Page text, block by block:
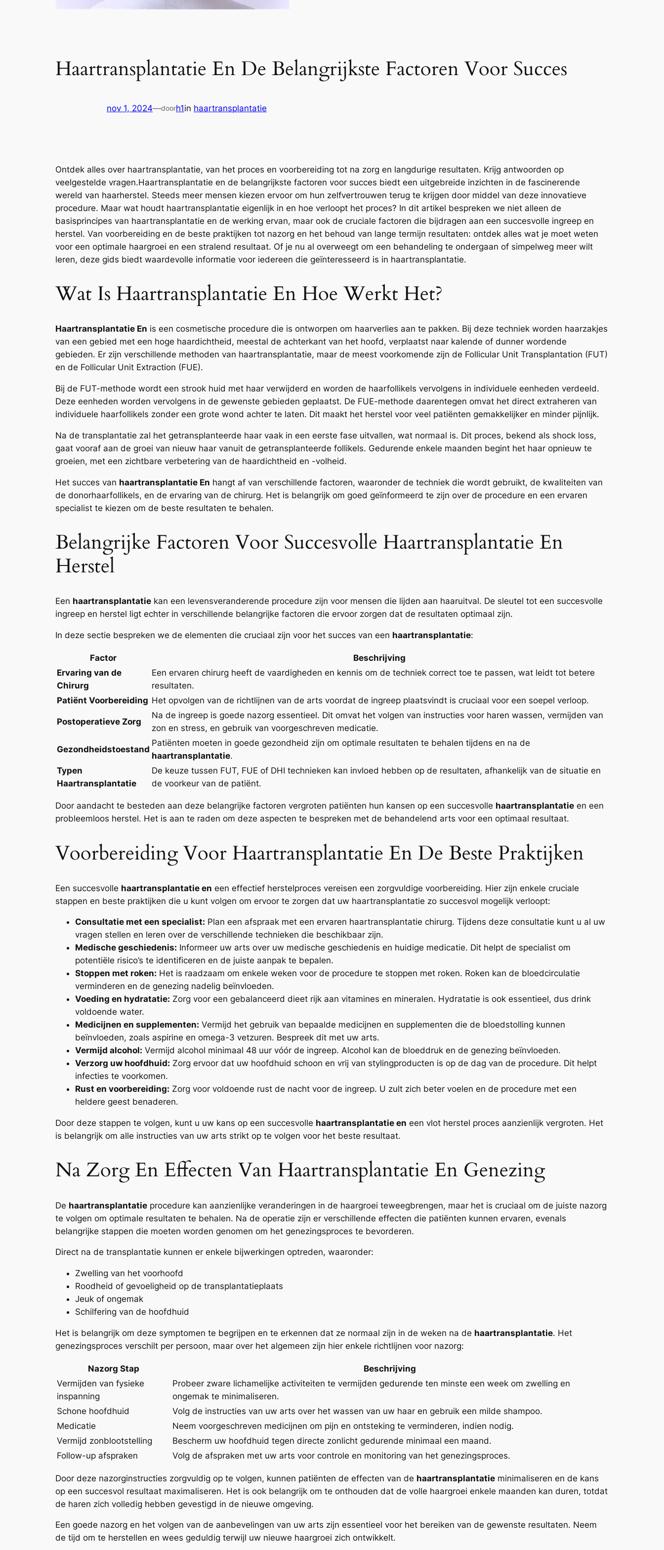
Haartransplantatie En De Belangrijkste Factoren Voor Succes
nov 1, 2024—doorh1in haartransplantatie
Ontdek alles over haartransplantatie, van het proces en voorbereiding tot na zorg en langdurige resultaten. Krijg antwoorden op
veelgestelde vragen.Haartransplantatie en de belangrijkste factoren voor succes biedt een uitgebreide inzichten in de fascinerende
wereld van haarherstel. Steeds meer mensen kiezen ervoor om hun zelfvertrouwen terug te krijgen door middel van deze innovatieve
procedure. Maar wat houdt haartransplantatie eigenlijk in en hoe verloopt het proces? In dit artikel bespreken we niet alleen de
basisprincipes van haartransplantatie en de werking ervan, maar ook de cruciale factoren die bijdragen aan een succesvolle ingreep en
herstel. Van voorbereiding en de beste praktijken tot nazorg en het behoud van lange termijn resultaten: ontdek alles wat je moet weten
voor een optimale haargroei en een stralend resultaat. Of je nu al overweegt om een behandeling te ondergaan of simpelweg meer wilt
leren, deze gids biedt waardevolle informatie voor iedereen die geïnteresseerd is in haartransplantatie.
Wat Is Haartransplantatie En Hoe Werkt Het?
Haartransplantatie En is een cosmetische procedure die is ontworpen om haarverlies aan te pakken. Bij deze techniek worden haarzakjes
van een gebied met een hoge haardichtheid, meestal de achterkant van het hoofd, verplaatst naar kalende of dunner wordende
gebieden. Er zijn verschillende methoden van haartransplantatie, maar de meest voorkomende zijn de Follicular Unit Transplantation (FUT)
en de Follicular Unit Extraction (FUE).
Bij de FUT-methode wordt een strook huid met haar verwijderd en worden de haarfollikels vervolgens in individuele eenheden verdeeld.
Deze eenheden worden vervolgens in de gewenste gebieden geplaatst. De FUE-methode daarentegen omvat het direct extraheren van
individuele haarfollikels zonder een grote wond achter te laten. Dit maakt het herstel voor veel patiënten gemakkelijker en minder pijnlijk.
Na de transplantatie zal het getransplanteerde haar vaak in een eerste fase uitvallen, wat normaal is. Dit proces, bekend als shock loss,
gaat vooraf aan de groei van nieuw haar vanuit de getransplanteerde follikels. Gedurende enkele maanden begint het haar opnieuw te
groeien, met een zichtbare verbetering van de haardichtheid en -volheid.
Het succes van haartransplantatie En hangt af van verschillende factoren, waaronder de techniek die wordt gebruikt, de kwaliteiten van
de donorhaarfollikels, en de ervaring van de chirurg. Het is belangrijk om goed geïnformeerd te zijn over de procedure en een ervaren
specialist te kiezen om de beste resultaten te behalen.
Belangrijke Factoren Voor Succesvolle Haartransplantatie En
Herstel
Een haartransplantatie kan een levensveranderende procedure zijn voor mensen die lijden aan haaruitval. De sleutel tot een succesvolle
ingreep en herstel ligt echter in verschillende belangrijke factoren die ervoor zorgen dat de resultaten optimaal zijn.
In deze sectie bespreken we de elementen die cruciaal zijn voor het succes van een haartransplantatie:
Factor
Beschrijving
Ervaring van de
Chirurg
Een ervaren chirurg heeft de vaardigheden en kennis om de techniek correct toe te passen, wat leidt tot betere
resultaten.
Patiënt Voorbereiding Het opvolgen van de richtlijnen van de arts voordat de ingreep plaatsvindt is cruciaal voor een soepel verloop.
Postoperatieve Zorg
Na de ingreep is goede nazorg essentieel. Dit omvat het volgen van instructies voor haren wassen, vermijden van
zon en stress, en gebruik van voorgeschreven medicatie.
Gezondheidstoestand
Patiënten moeten in goede gezondheid zijn om optimale resultaten te behalen tijdens en na de
haartransplantatie.
Typen
Haartransplantatie
De keuze tussen FUT, FUE of DHI technieken kan invloed hebben op de resultaten, afhankelijk van de situatie en
de voorkeur van de patiënt.
Door aandacht te besteden aan deze belangrijke factoren vergroten patiënten hun kansen op een succesvolle haartransplantatie en een
probleemloos herstel. Het is aan te raden om deze aspecten te bespreken met de behandelend arts voor een optimaal resultaat.
Voorbereiding Voor Haartransplantatie En De Beste Praktijken
Een succesvolle haartransplantatie en een effectief herstelproces vereisen een zorgvuldige voorbereiding. Hier zijn enkele cruciale
stappen en beste praktijken die u kunt volgen om ervoor te zorgen dat uw haartransplantatie zo succesvol mogelijk verloopt:
Consultatie met een specialist: Plan een afspraak met een ervaren haartransplantatie chirurg. Tijdens deze consultatie kunt u al uw
vragen stellen en leren over de verschillende technieken die beschikbaar zijn.
Medische geschiedenis: Informeer uw arts over uw medische geschiedenis en huidige medicatie. Dit helpt de specialist om
potentiële risico’s te identificeren en de juiste aanpak te bepalen.
Stoppen met roken: Het is raadzaam om enkele weken voor de procedure te stoppen met roken. Roken kan de bloedcirculatie
verminderen en de genezing nadelig beïnvloeden.
Voeding en hydratatie: Zorg voor een gebalanceerd dieet rijk aan vitamines en mineralen. Hydratatie is ook essentieel, dus drink
voldoende water.
Medicijnen en supplementen: Vermijd het gebruik van bepaalde medicijnen en supplementen die de bloedstolling kunnen
beïnvloeden, zoals aspirine en omega-3 vetzuren. Bespreek dit met uw arts.
Vermijd alcohol: Vermijd alcohol minimaal 48 uur vóór de ingreep. Alcohol kan de bloeddruk en de genezing beïnvloeden.
Verzorg uw hoofdhuid: Zorg ervoor dat uw hoofdhuid schoon en vrij van stylingproducten is op de dag van de procedure. Dit helpt
infecties te voorkomen.
Rust en voorbereiding: Zorg voor voldoende rust de nacht voor de ingreep. U zult zich beter voelen en de procedure met een
heldere geest benaderen.
Door deze stappen te volgen, kunt u uw kans op een succesvolle haartransplantatie en een vlot herstel proces aanzienlijk vergroten. Het
is belangrijk om alle instructies van uw arts strikt op te volgen voor het beste resultaat.
Na Zorg En Effecten Van Haartransplantatie En Genezing
De haartransplantatie procedure kan aanzienlijke veranderingen in de haargroei teweegbrengen, maar het is cruciaal om de juiste nazorg
te volgen om optimale resultaten te behalen. Na de operatie zijn er verschillende effecten die patiënten kunnen ervaren, evenals
belangrijke stappen die moeten worden genomen om het genezingsproces te bevorderen.
Direct na de transplantatie kunnen er enkele bijwerkingen optreden, waaronder:
Zwelling van het voorhoofd
Roodheid of gevoeligheid op de transplantatieplaats
Jeuk of ongemak
Schilfering van de hoofdhuid
Het is belangrijk om deze symptomen te begrijpen en te erkennen dat ze normaal zijn in de weken na de haartransplantatie. Het
genezingsproces verschilt per persoon, maar over het algemeen zijn hier enkele richtlijnen voor nazorg:
Nazorg Stap
Beschrijving
Vermijden van fysieke
inspanning
Probeer zware lichamelijke activiteiten te vermijden gedurende ten minste een week om zwelling en
ongemak te minimaliseren.
Schone hoofdhuid
Volg de instructies van uw arts over het wassen van uw haar en gebruik een milde shampoo.
Medicatie
Neem voorgeschreven medicijnen om pijn en ontsteking te verminderen, indien nodig.
Vermijd zonblootstelling
Bescherm uw hoofdhuid tegen directe zonlicht gedurende minimaal een maand.
Follow-up afspraken
Volg de afspraken met uw arts voor controle en monitoring van het genezingsproces.
Door deze nazorginstructies zorgvuldig op te volgen, kunnen patiënten de effecten van de haartransplantatie minimaliseren en de kans
op een succesvol resultaat maximaliseren. Het is ook belangrijk om te onthouden dat de volle haargroei enkele maanden kan duren, totdat
de haren zich volledig hebben gevestigd in de nieuwe omgeving.
Een goede nazorg en het volgen van de aanbevelingen van uw arts zijn essentieel voor het bereiken van de gewenste resultaten. Neem
de tijd om te herstellen en wees geduldig terwijl uw nieuwe haargroei zich ontwikkelt.